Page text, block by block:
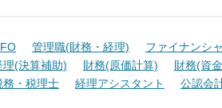
管理職(財務・経理) ファイナンシ
理(決算補助)
財務(原価計算) 財務(資
務・税理士
経理アシスタント 公認会